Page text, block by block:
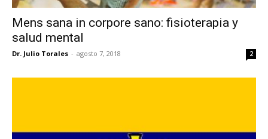
Mens sana in corpore sano: fisioterapia y
salud mental
Dr. Julio Torales - agosto 7, 2018 2